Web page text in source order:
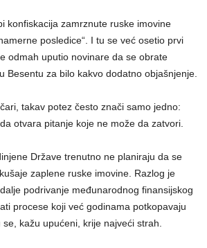
konfiskacija zamrznute ruske imovine
posledice“. I tu se već osetio prvi
odmah uputio novinare da se obrate
Besentu za bilo kakvo dodatno objašnjenje.
takav potez često znači samo jedno:
otvara pitanje koje ne može da zatvori.
Države trenutno ne planiraju da se
zaplene ruske imovine. Razlog je
podrivanje međunarodnog finansijskog
procese koji već godinama potkopavaju
kažu upućeni, krije najveći strah.